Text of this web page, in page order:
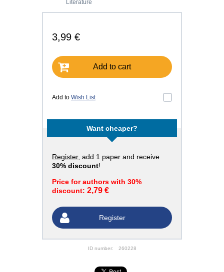
Literature
3,99 €
Add to cart
Add to Wish List
Want cheaper?
Register, add 1 paper and receive
30% discount!
Price for authors with 30%
discount: 2,79 €
Register
ID number: 260228